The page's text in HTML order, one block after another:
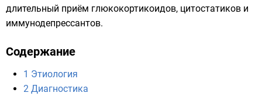
длительный приём глюкокортикоидов, цитостатиков и
иммунодепрессантов.
Содержание
1 Этиология
2 Диагностика